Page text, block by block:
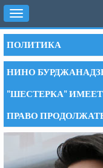
Toggle
navigation
ПОЛИТИКА
НИНО
"ШЕСТЕРКА"
ПРАВО